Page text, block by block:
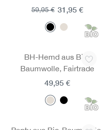
31,95 €
59,95 €
BH-Hemd aus Bio-
Baumwolle, Fairtrade
49,95 €